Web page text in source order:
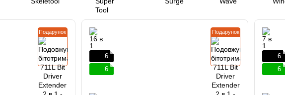
Подарунок Подарунок
6
6
6
6